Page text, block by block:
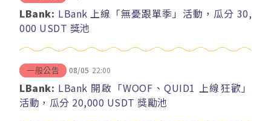
LBank: LBank 上線「無憂跟單季」活動，瓜分 30,
000 USDT 獎池
一般公告 08/05 22:00
LBank: LBank 開啟「WOOF、QUID1 上線狂歡」
活動，瓜分 20,000 USDT 獎勵池